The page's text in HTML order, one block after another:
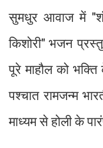
सुमधुर आवाज में
किशोरी" भजन
पूरे माहौल को
पश्चात रामजन्म
माध्यम से होली के